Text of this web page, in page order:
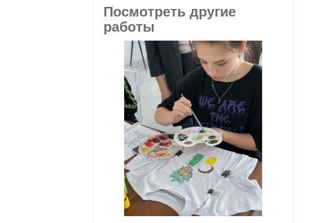
Посмотреть другие
работы